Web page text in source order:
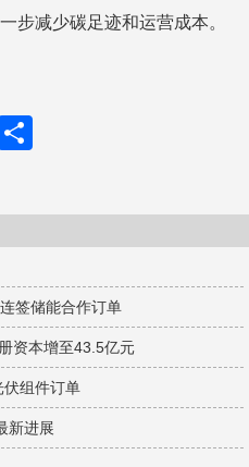
步减少碳足迹和运营成本。
签储能合作订单
资本增至43.5亿元
组件订单
新进展